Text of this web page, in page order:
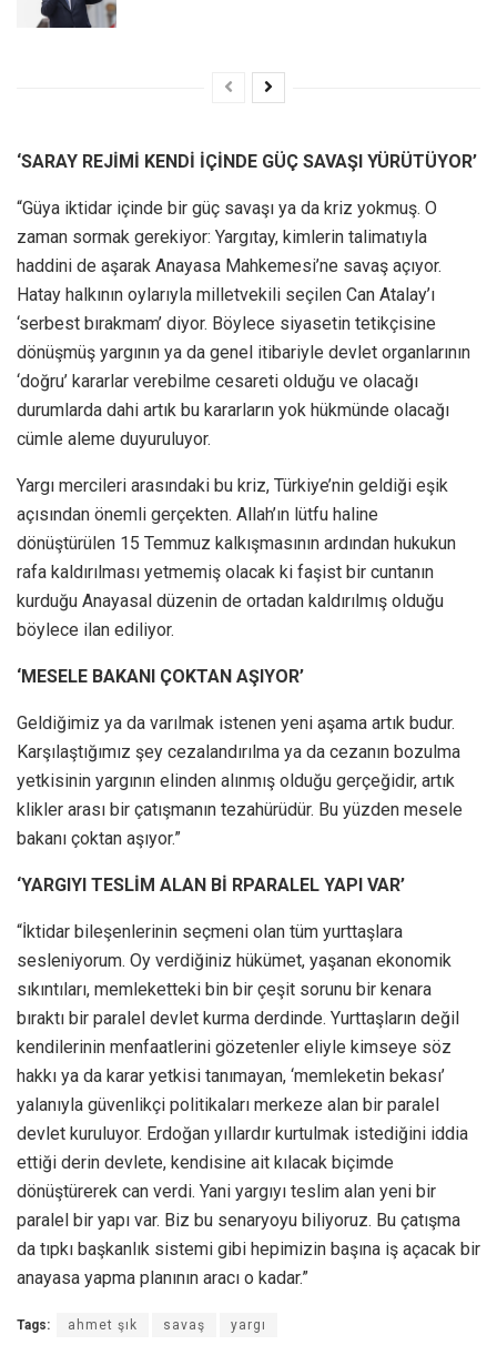
‘SARAY REJİMİ KENDİ İÇİNDE GÜÇ SAVAŞI YÜRÜTÜYOR’
“Güya iktidar içinde bir güç savaşı ya da kriz yokmuş. O
zaman sormak gerekiyor: Yargıtay, kimlerin talimatıyla
haddini de aşarak Anayasa Mahkemesi’ne savaş açıyor.
Hatay halkının oylarıyla milletvekili seçilen Can Atalay’ı
‘serbest bırakmam’ diyor. Böylece siyasetin tetikçisine
dönüşmüş yargının ya da genel itibariyle devlet organlarının
‘doğru’ kararlar verebilme cesareti olduğu ve olacağı
durumlarda dahi artık bu kararların yok hükmünde olacağı
cümle aleme duyuruluyor.
Yargı mercileri arasındaki bu kriz, Türkiye’nin geldiği eşik
açısından önemli gerçekten. Allah’ın lütfu haline
dönüştürülen 15 Temmuz kalkışmasının ardından hukukun
rafa kaldırılması yetmemiş olacak ki faşist bir cuntanın
kurduğu Anayasal düzenin de ortadan kaldırılmış olduğu
böylece ilan ediliyor.
‘MESELE BAKANI ÇOKTAN AŞIYOR’
Geldiğimiz ya da varılmak istenen yeni aşama artık budur.
Karşılaştığımız şey cezalandırılma ya da cezanın bozulma
yetkisinin yargının elinden alınmış olduğu gerçeğidir, artık
klikler arası bir çatışmanın tezahürüdür. Bu yüzden mesele
bakanı çoktan aşıyor.”
‘YARGIYI TESLİM ALAN Bİ RPARALEL YAPI VAR’
“İktidar bileşenlerinin seçmeni olan tüm yurttaşlara
sesleniyorum. Oy verdiğiniz hükümet, yaşanan ekonomik
sıkıntıları, memleketteki bin bir çeşit sorunu bir kenara
bıraktı bir paralel devlet kurma derdinde. Yurttaşların değil
kendilerinin menfaatlerini gözetenler eliyle kimseye söz
hakkı ya da karar yetkisi tanımayan, ‘memleketin bekası’
yalanıyla güvenlikçi politikaları merkeze alan bir paralel
devlet kuruluyor. Erdoğan yıllardır kurtulmak istediğini iddia
ettiği derin devlete, kendisine ait kılacak biçimde
dönüştürerek can verdi. Yani yargıyı teslim alan yeni bir
paralel bir yapı var. Biz bu senaryoyu biliyoruz. Bu çatışma
da tıpkı başkanlık sistemi gibi hepimizin başına iş açacak bir
anayasa yapma planının aracı o kadar.”
Tags: ahmet şık savaş yargı